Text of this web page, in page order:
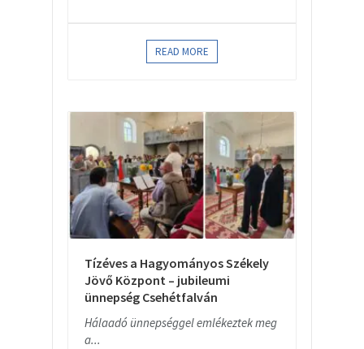
READ MORE
Tízéves a Hagyományos Székely
Jövő Központ – jubileumi
ünnepség Csehétfalván
Hálaadó ünnepséggel emlékeztek meg
a...